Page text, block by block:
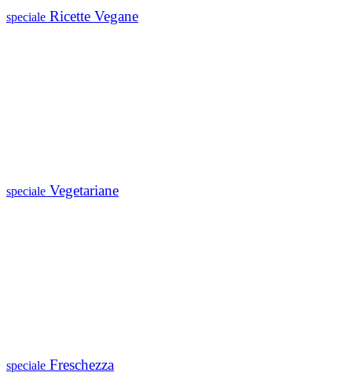
speciale Ricette Vegane
speciale Vegetariane
speciale Freschezza